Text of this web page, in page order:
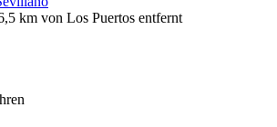
km von Los Puertos entfernt